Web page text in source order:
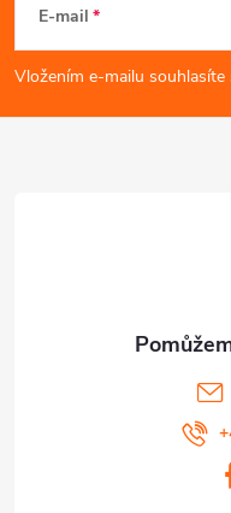
s
p
a
E-mail
Vložením e-mailu souhlasíte